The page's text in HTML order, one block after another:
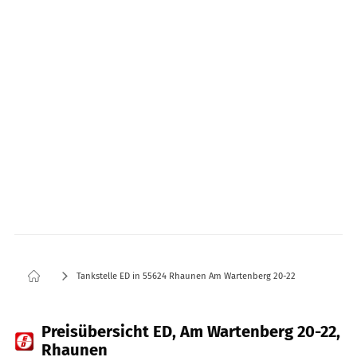
Tankstelle ED in 55624 Rhaunen Am Wartenberg 20-22
Preisübersicht ED, Am Wartenberg 20-22,
Rhaunen